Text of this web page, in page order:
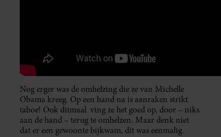
Nog erger was de omhelzing die ze van Michelle
Obama kreeg. Op een hand na is aanraken strikt
taboe! Ook ditmaal ving ze het goed op, door – niks
aan de hand – terug te omhelzen. Maar denk niet
dat er een gewoonte bijkwam, dit was eenmalig.